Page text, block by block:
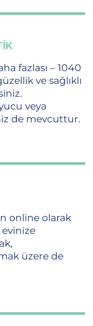
fazlası – 1040
ve sağlıklı
veya
de mevcuttur.
online olarak
üzere de